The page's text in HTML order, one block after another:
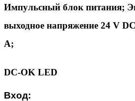
Импульсный блок питания;
выходное напряжение 24 V
А;
DC-OK LED
Вход: